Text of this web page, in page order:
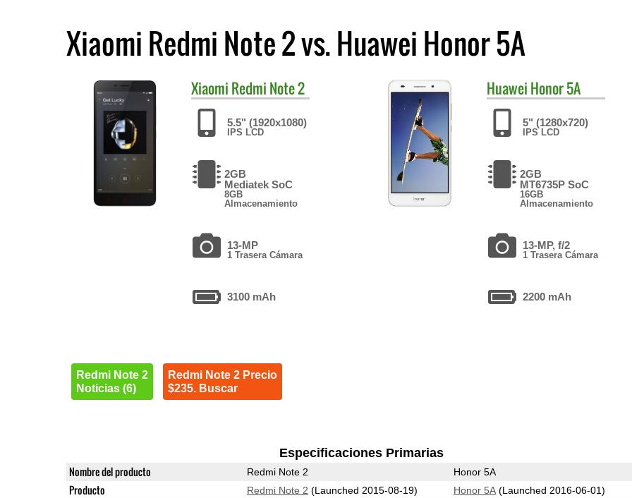
Xiaomi Redmi Note 2 vs. Huawei Honor 5A
Xiaomi Redmi Note 2
5.5" (1920x1080)
IPS LCD
2GB
Mediatek SoC
8GB
Almacenamiento
13-MP
1 Trasera Cámara
3100 mAh
Redmi Note 2
Noticias (6)
Redmi Note 2 Precio
$235. Buscar
Huawei Honor 5A
5" (1280x720)
IPS LCD
2GB
MT6735P SoC
16GB
Almacenamiento
13-MP, f/2
1 Trasera Cámara
2200 mAh
Especificaciones Primarias
Nombre del producto Redmi Note 2 Honor 5A
Producto Redmi Note 2 (Launched 2015-08-19) Honor 5A(Launched 2016-06-01)